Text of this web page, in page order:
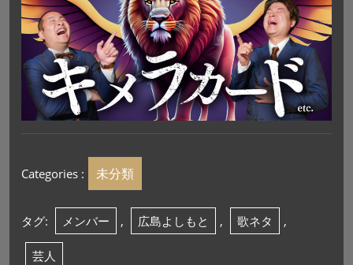
Categories : 未分類
タグ: メンバー , 広島よしもと , 歌ネタ ,
芸人